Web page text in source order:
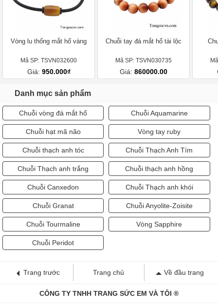
Vòng lu thống mắt hổ vàng
Mã SP: TSVN032600
Giá: 950.000₫
Chuỗi tay đá mắt hổ tài lộc
Mã SP: TSVN030735
Giá: 860000.00
Danh mục sản phẩm
Chuỗi vòng đá mắt hổ Chuỗi Aquamarine
Chuỗi hạt mã não Vòng tay ruby
Chuỗi thạch anh tóc Chuỗi Thạch Anh Tím
Chuỗi Thạch anh trắng Chuỗi thạch anh hồng
Chuỗi Canxedon Chuỗi Thạch anh khói
Chuỗi Granat Chuỗi Anyolite-Zoisite
Chuỗi Tourmaline Vòng Sapphire
Chuỗi Peridot
Trang trước Trang chủ Về đầu trang
CÔNG TY TNHH TRANG SỨC EM VÀ TÔI ®